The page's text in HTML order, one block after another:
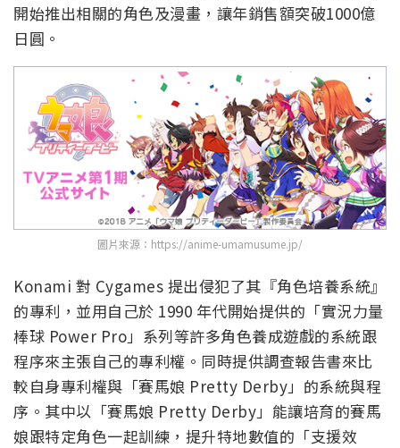
開始推出相關的角色及漫畫，讓年銷售額突破1000億
日圓。
圖片來源：https://anime-umamusume.jp/
Konami 對 Cygames 提出侵犯了其『角色培養系統』
的專利，並用自己於 1990 年代開始提供的「實況力量
棒球 Power Pro」系列等許多角色養成遊戲的系統跟
程序來主張自己的專利權。同時提供調查報告書來比
較自身專利權與「賽馬娘 Pretty Derby」的系統與程
序。其中以「賽馬娘 Pretty Derby」能讓培育的賽馬
娘跟特定角色一起訓練，提升特地數值的「支援效